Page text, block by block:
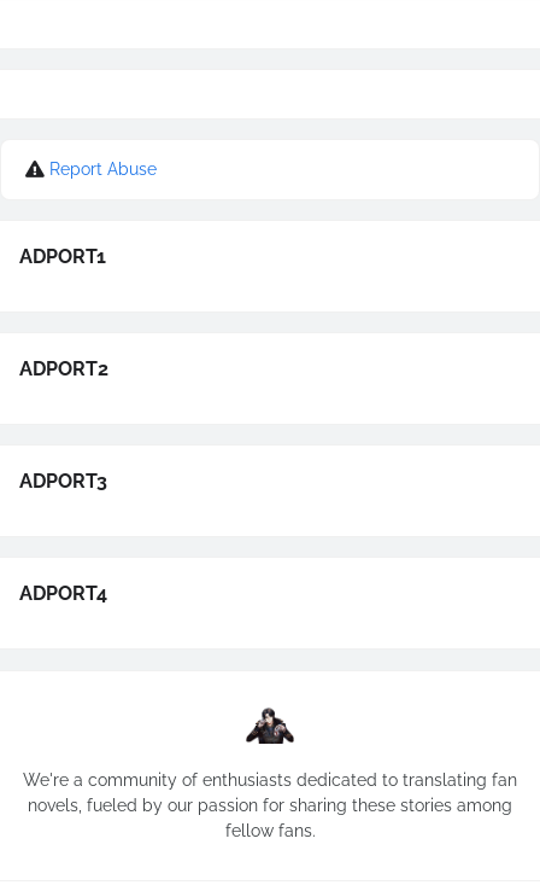
Report Abuse
ADPORT1
ADPORT2
ADPORT3
ADPORT4
We're a community of enthusiasts dedicated to translating fan
novels, fueled by our passion for sharing these stories among
fellow fans.